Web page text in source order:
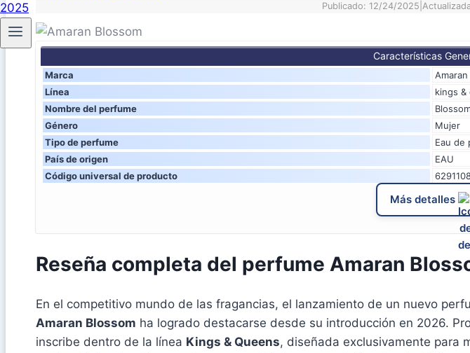
Publicado: 12/24/2025
Características
Marca
Amaran
Línea
kings &
Nombre del perfume
Género
Mujer
Tipo de perfume
Eau de
País de origen
EAU
Código universal de producto
Más detalles
Reseña completa del perfume Amaran
En el competitivo mundo de las fragancias, el lanzamiento de un nuevo
Amaran Blossom ha logrado destacarse desde su introducción en 2026.
inscribe dentro de la línea Kings & Queens, diseñada exclusivamente para